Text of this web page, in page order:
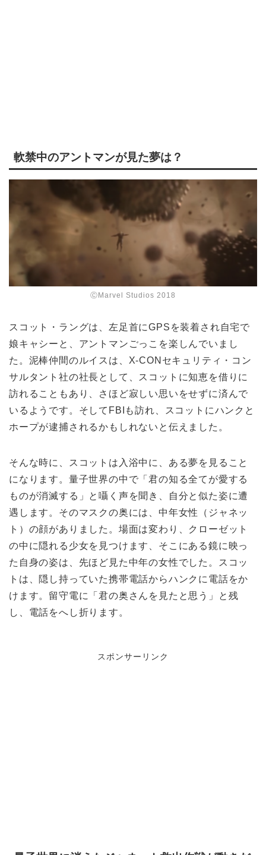
軟禁中のアントマンが見た夢は？
ⒸMarvel Studios 2018
スコット・ラングは、左足首にGPSを装着され自宅で
娘キャシーと、アントマンごっこを楽しんでいまし
た。泥棒仲間のルイスは、X-CONセキュリティ・コン
サルタント社の社長として、スコットに知恵を借りに
訪れることもあり、さほど寂しい思いをせずに済んで
いるようです。そしてFBIも訪れ、スコットにハンクと
ホープが逮捕されるかもしれないと伝えました。
そんな時に、スコットは入浴中に、ある夢を見ること
になります。量子世界の中で「君の知る全てが愛する
ものが消滅する」と囁く声を聞き、自分と似た姿に遭
遇します。そのマスクの奥には、中年女性（ジャネッ
ト）の顔がありました。場面は変わり、クローゼット
の中に隠れる少女を見つけます、そこにある鏡に映っ
た自身の姿は、先ほど見た中年の女性でした。スコッ
トは、隠し持っていた携帯電話からハンクに電話をか
けます。留守電に「君の奥さんを見たと思う」と残
し、電話をへし折ります。
スポンサーリンク